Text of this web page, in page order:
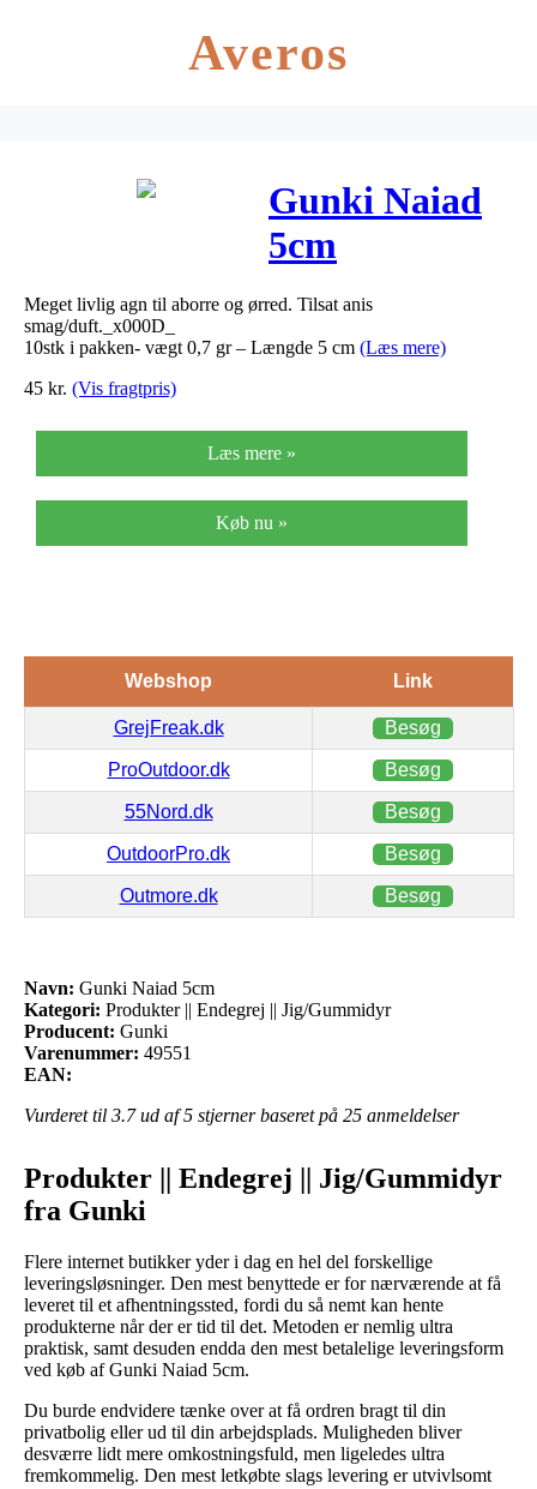
Averos
Gunki Naiad
5cm
Meget livlig agn til aborre og ørred. Tilsat anis
smag/duft._x000D_
10stk i pakken- vægt 0,7 gr – Længde 5 cm (Læs mere)
45 kr. (Vis fragtpris)
Læs mere »
Køb nu »
Webshop Link
GrejFreak.dk Besøg
ProOutdoor.dk Besøg
55Nord.dk Besøg
OutdoorPro.dk Besøg
Outmore.dk Besøg
Navn: Gunki Naiad 5cm
Kategori: Produkter || Endegrej || Jig/Gummidyr
Producent: Gunki
Varenummer: 49551
EAN:
Vurderet til 3.7ud af 5 stjerner baseret på 25 anmeldelser
Produkter || Endegrej || Jig/Gummidyr
fra Gunki
Flere internet butikker yder i dag en hel del forskellige
leveringsløsninger. Den mest benyttede er for nærværende at få
leveret til et afhentningssted, fordi du så nemt kan hente
produkterne når der er tid til det. Metoden er nemlig ultra
praktisk, samt desuden endda den mest betalelige leveringsform
ved køb af Gunki Naiad 5cm.
Du burde endvidere tænke over at få ordren bragt til din
privatbolig eller ud til din arbejdsplads. Muligheden bliver
desværre lidt mere omkostningsfuld, men ligeledes ultra
fremkommelig. Den mest letkøbte slags levering er utvivlsomt